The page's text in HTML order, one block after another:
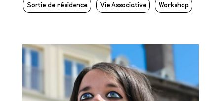
Sortie de résidence Vie Associative Workshop